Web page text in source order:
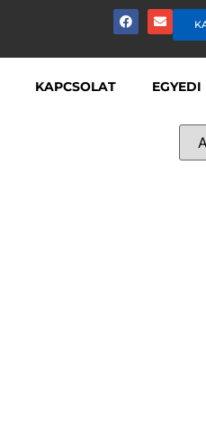
KAPCSOLAT EGYEDI